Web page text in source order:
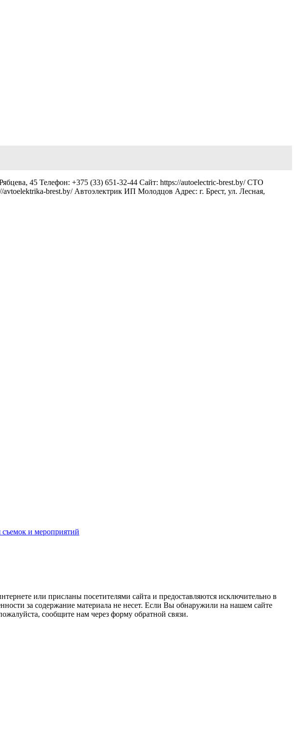
45 Телефон: +375 (33) 651-32-44 Сайт: https://autoelectric-brest.by/ СТО
brest.by/ Автоэлектрик ИП Молодцов Адрес: г. Брест, ул. Лесная,
и мероприятий
или присланы посетителями сайта и предоставляются исключительно в
за содержание материала не несет. Если Вы обнаружили на нашем сайте
сообщите нам через форму обратной связи.